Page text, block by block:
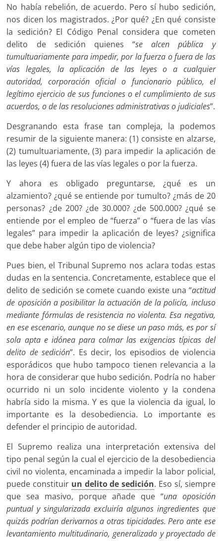
No había rebelión, de acuerdo. Pero sí hubo sedición,
nos dicen los magistrados. ¿Por qué? ¿En qué consiste
la sedición? El Código Penal considera que cometen
delito de sedición quienes “se alcen pública y
tumultuariamente para impedir, por la fuerza o fuera de las
vías legales, la aplicación de las leyes o a cualquier
autoridad, corporación oficial o funcionario público, el
legítimo ejercicio de sus funciones o el cumplimiento de sus
acuerdos, o de las resoluciones administrativas o judiciales”.
Desgranando esta frase tan compleja, la podemos
resumir de la siguiente manera: (1) consiste en alzarse,
(2) tumultuariamente, (3) para impedir la aplicación de
las leyes (4) fuera de las vías legales o por la fuerza.
Y ahora es obligado preguntarse, ¿qué es un
alzamiento? ¿qué se entiende por tumulto? ¿más de 20
personas? ¿de 200? ¿de 30.000? ¿de 500.000? ¿qué se
entiende por el empleo de “fuerza” o “fuera de las vías
legales” para impedir la aplicación de leyes? ¿significa
que debe haber algún tipo de violencia?
Pues bien, el Tribunal Supremo nos aclara todas estas
dudas en la sentencia. Concretamente, establece que el
delito de sedición se comete cuando existe una “actitud
de oposición a posibilitar la actuación de la policía, incluso
mediante fórmulas de resistencia no violenta. Esa negativa,
en ese escenario, aunque no se diese un paso más, es por sí
sola apta e idónea para colmar las exigencias típicas del
delito de sedición”. Es decir, los episodios de violencia
esporádicos que hubo tampoco tienen relevancia a la
hora de considerar que hubo sedición. Podría no haber
ocurrido ni un solo incidente violento y la condena
habría sido la misma. Y es que la violencia da igual, lo
importante es la desobediencia. Lo importante es
defender el principio de autoridad.
El Supremo realiza una interpretación extensiva del
tipo penal según la cual el ejercicio de la desobediencia
civil no violenta, encaminada a impedir la labor policial,
puede constituir un delito de sedición. Eso sí, siempre
que sea masivo, porque añade que “una oposición
puntual y singularizada excluiría algunos ingredientes que
quizás podrían derivarnos a otras tipicidades. Pero ante ese
levantamiento multitudinario, generalizado y proyectado de